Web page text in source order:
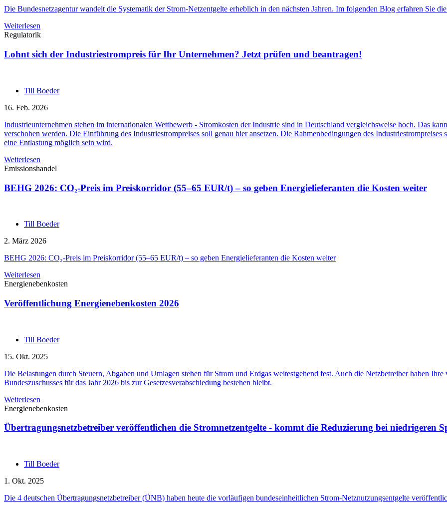
Die Bundesnetzagentur wandelt die Systematik der Strom-Netzentgelte erheblich in den nächsten Jahren. Im folgenden Blog erfahren Sie
Weiterlesen
Regulatorik
Lohnt sich der Industriestrompreis für Ihr Unternehmen? Jetzt prüfen und beantragen!
Till Boeder
16. Feb. 2026
Industrieunternehmen stehen im internationalen Wettbewerb - Stromkosten der Industrie sind in Deutschland vergleichsweise hoch. Das
verschoben werden. Die Einführung des Industriestrompreises soll genau hier ansetzen. Die Rahmenbedingungen des
eine Entlastung möglich sein wird.
Weiterlesen
Emissionshandel
BEHG 2026: CO₂-Preis im Preiskorridor (55–65 EUR/t) – so geben Energielieferanten die Kosten weiter
Till Boeder
2. März 2026
BEHG 2026: CO₂-Preis im Preiskorridor (55–65 EUR/t) – so geben Energielieferanten die Kosten weiter
Weiterlesen
Energienebenkosten
Veröffentlichung Energienebenkosten 2026
Till Boeder
15. Okt. 2025
Die Belastungen durch Steuern, Abgaben und Umlagen stehen für Strom und Erdgas weitestgehend fest. Auch die Netzbetreiber haben
Bundeszuschusses für das Jahr 2026 bis zur Gesetzesverabschiedung bestehen bleibt.
Weiterlesen
Energienebenkosten
Übertragungsnetzbetreiber veröffentlichen die Stromnetzentgelte - kommt die Reduzierung bei niedrigeren
Till Boeder
1. Okt. 2025
Die 4 deutschen Übertragungsnetzbetreiber (ÜNB) haben heute die vorläufigen bundeseinheitlichen Strom-Netznutzungsentgelte